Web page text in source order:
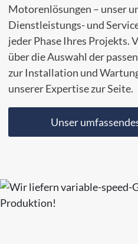
Motorenlösungen – unser
Dienstleistungs- und
jeder Phase Ihres Projekts.
über die Auswahl der
zur Installation und
unserer Expertise zur Seite.
Unser